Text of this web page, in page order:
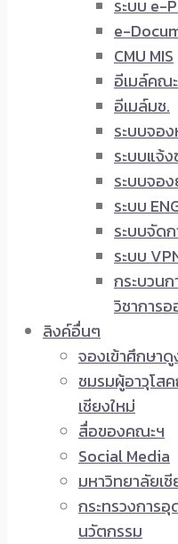
ระบบ e-
e-
CMU MIS
อีเมล์คณ
อีเมล์มช.
ระบบจอ
ระบบแจ้
ระบบจอ
ระบบ
ระบบจัด
ระบบ
กระบวน
วิชาการ
ลิงค์อื่นๆ
จองเข้าศึกษา
ชมรมผู้อาวุโส
เชียงใหม่
สื่อของคณะฯ
Social Media
มหาวิทยาลัยเชี
กระทรวงการ
นวัตกรรม